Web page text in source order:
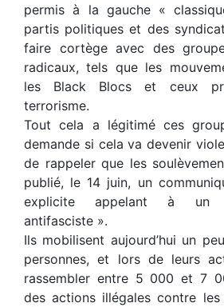
permis à la gauche «
partis politiques et des
faire cortège avec des
radicaux, tels que les
les Black Blocs et ceux
terrorisme.
Tout cela a légitimé ces
demande si cela va devenir
de rappeler que les
publié, le 14 juin, un
explicite appelant à un
antifasciste ».
Ils mobilisent aujourd’hui un
personnes, et lors de leurs
rassembler entre 5 000 et 7
des actions illégales contre les